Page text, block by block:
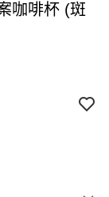
咖啡杯 (斑